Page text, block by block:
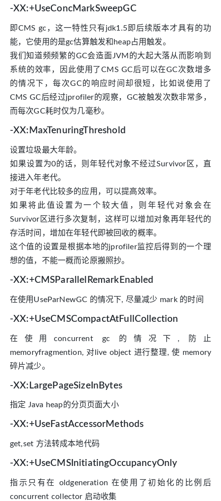
-XX:+UseConcMarkSweepGC
即CMS gc，这一特性只有jdk1.5即后续版本才具有的功
能，它使用的是gc估算触发和heap占用触发。
我们知道频频繁的GC会造面JVM的大起大落从而影响到
系统的效率，因此使用了CMS GC后可以在GC次数增多
的情况下，每次GC的响应时间却很短，比如说使用了
CMS GC后经过jprofiler的观察，GC被触发次数非常多，
而每次GC耗时仅为几毫秒。
-XX:MaxTenuringThreshold
设置垃圾最大年龄。
如果设置为0的话，则年轻代对象不经过Survivor区，直
接进入年老代。
对于年老代比较多的应用，可以提高效率。
如果将此值设置为一个较大值，则年轻代对象会在
Survivor区进行多次复制，这样可以增加对象再年轻代的
存活时间，增加在年轻代即被回收的概率。
这个值的设置是根据本地的jprofiler监控后得到的一个理
想的值，不能一概而论原搬照抄。
-XX:+CMSParallelRemarkEnabled
在使用UseParNewGC 的情况下, 尽量减少 mark 的时间
-XX:+UseCMSCompactAtFullCollection
在使用concurrent gc 的情况下, 防止
memoryfragmention, 对live object 进行整理, 使 memory
碎片减少。
-XX:LargePageSizeInBytes
指定 Java heap的分页页面大小
-XX:+UseFastAccessorMethods
get,set 方法转成本地代码
-XX:+UseCMSInitiatingOccupancyOnly
指示只有在 oldgeneration 在使用了初始化的比例后
concurrent collector 启动收集